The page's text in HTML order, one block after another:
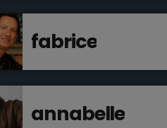
fabrice
annabelle